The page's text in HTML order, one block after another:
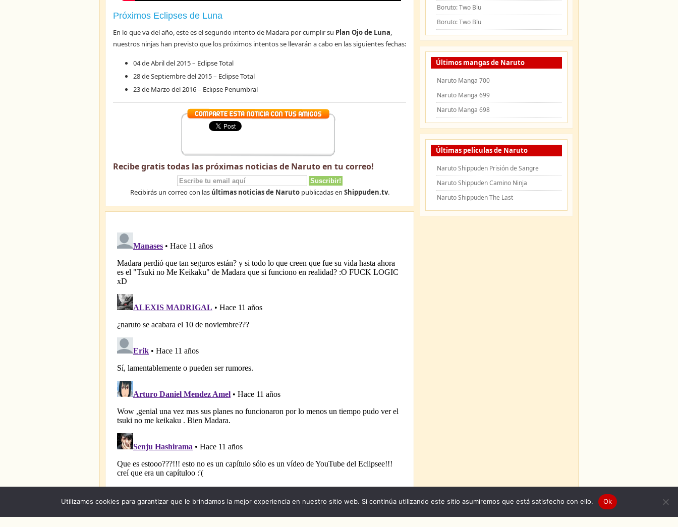
Próximos Eclipses de Luna
En lo que va del año, este es el segundo intento de Madara por cumplir su Plan Ojo de Luna,
nuestros ninjas han previsto que los próximos intentos se llevarán a cabo en las siguientes fechas:
04 de Abril del 2015 – Eclipse Total
28 de Septiembre del 2015 – Eclipse Total
23 de Marzo del 2016 – Eclipse Penumbral
Recibegratistodas las próximas noticias de Naruto en tu correo!
Recibirás un correo con las últimas noticias de Naruto publicadas en Shippuden.tv.
Boruto: Two Blu
Boruto: Two Blu
Últimos mangas de Naruto
Naruto Manga 700
Naruto Manga 699
Naruto Manga 698
Últimas películas de Naruto
Naruto Shippuden Prisión de Sangre
Naruto Shippuden Camino Ninja
Naruto Shippuden The Last
Acerca|Contacto|Noticias|Capitulos de Naruto Shippuden|Naruto Manga|Capitulos de Naruto|Peliculas de Naruto Shippuden|Openings de Naruto|Endings de
Utilizamos cookies para garantizar que le brindamos la mejor experiencia en nuestro sitio web. Si continúa utilizando este sitio asumiremos que está satisfecho con ello. Ok